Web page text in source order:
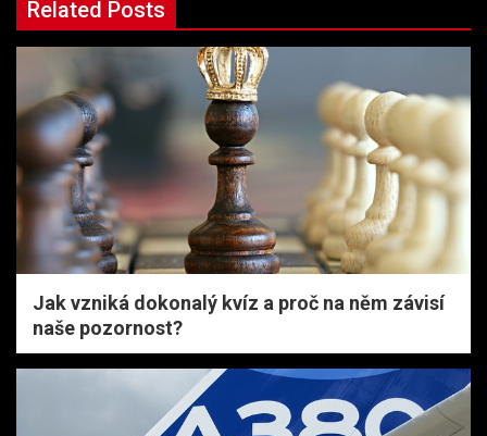
Related Posts
Jak vzniká dokonalý kvíz a proč na něm závisí
naše pozornost?